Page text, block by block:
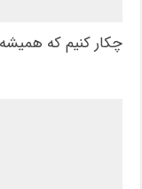
چکار کنیم که